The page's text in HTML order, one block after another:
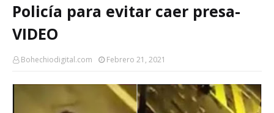
Policía para evitar caer presa-
VIDEO
Bohechiodigital.com Febrero 21, 2021